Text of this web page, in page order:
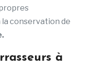
conservation de
à